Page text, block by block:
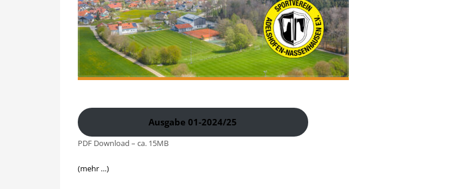
Ausgabe 01-2024/25
PDF Download – ca. 15MB
(mehr …)